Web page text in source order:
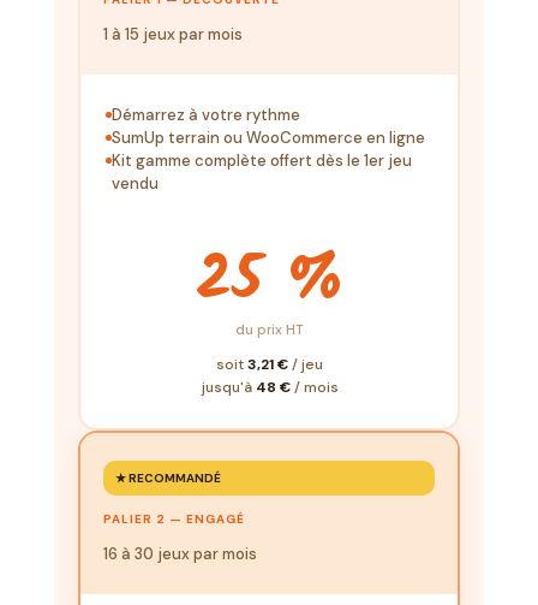
1 à 15 jeux par mois
Démarrez à votre rythme
SumUp terrain ou WooCommerce en ligne
Kit gamme complète offert dès le 1er jeu
vendu
25 %
du prix HT
soit3,21 €/ jeu
jusqu'à 48 €/ mois
★ RECOMMANDÉ
PALIER 2 — ENGAGÉ
16 à 30 jeux par mois